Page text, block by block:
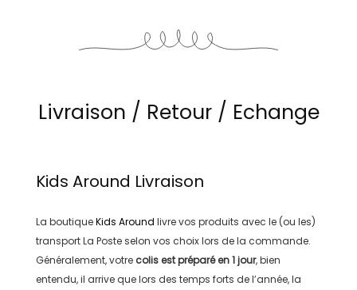
Livraison / Retour / Echange
Kids Around Livraison
La boutiqueKids Around livre vos produits avec le (ou les)
transportLa Posteselon vos choix lors de la commande.
Généralement, votre colis est préparé en1 jour, bien
entendu, il arrive que lors des temps forts de l’année, la